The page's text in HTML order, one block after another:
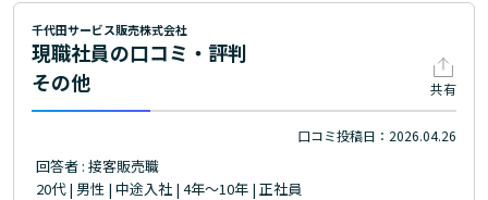
千代田サービス販売株式会社
現職社員の口コミ・評判
その他
共有
口コミ投稿日：2026.04.26
回答者 : 接客販売職
20代 | 男性 | 中途入社 | 4年～10年 | 正社員